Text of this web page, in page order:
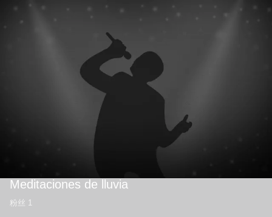
Meditaciones de lluvia
粉丝 1